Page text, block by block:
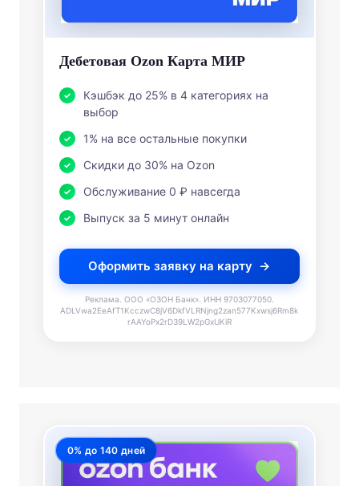
Дебетовая Ozon Карта МИР
Кэшбэк до 25% в 4 категориях на
выбор
1% на все остальные покупки
Скидки до 30% на Ozon
Обслуживание 0 ₽ навсегда
Выпуск за 5 минут онлайн
Оформить заявку на карту
Реклама. ООО «ОЗОН Банк». ИНН 9703077050.
ADLVwa2EeAfT1KcczwC8jV6DkfVLRNjng2zan577Kxwsj6Rm8k
rAAYoPx2rD39LW2pGxUKiR
0% до 140 дней